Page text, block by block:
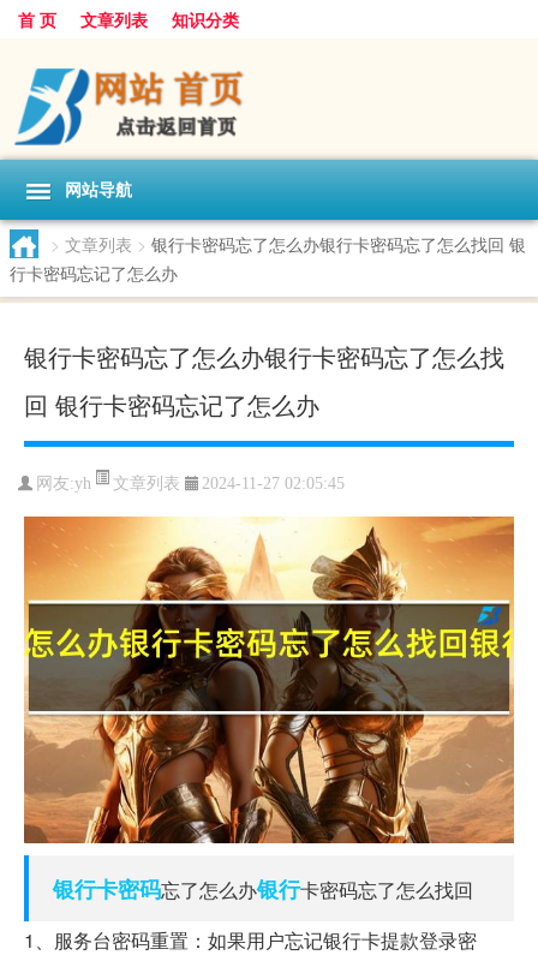
首 页 文章列表 知识分类
网站导航
> 文章列表 > 银行卡密码忘了怎么办银行卡密码忘了怎么找回 银
行卡密码忘记了怎么办
银行卡密码忘了怎么办银行卡密码忘了怎么找
回 银行卡密码忘记了怎么办
网友:yh 文章列表 2024-11-27 02:05:45
银行卡密码忘了怎么办银行卡密码忘了怎么找回
1、服务台密码重置：如果用户忘记银行卡提款登录密